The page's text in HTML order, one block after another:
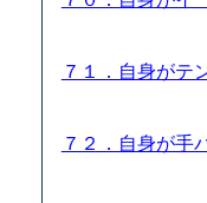
７１．自身がテ
７２．自身が手